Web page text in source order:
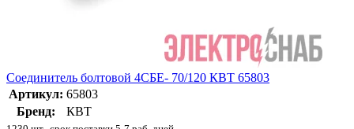
Соединитель болтовой 4СБЕ- 70/120 КВТ 65803
Артикул: 65803
Бренд:
КВТ